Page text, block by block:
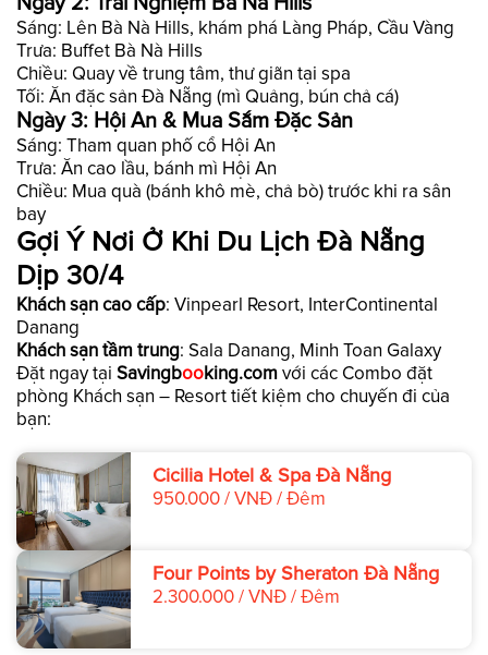
Sáng: Lên Bà Nà Hills, khám phá Làng Pháp, Cầu Vàng
Trưa: Buffet Bà Nà Hills
Chiều: Quay về trung tâm, thư giãn tại spa
Tối: Ăn đặc sản Đà Nẵng (mì Quảng, bún chả cá)
Ngày 3: Hội An & Mua Sắm Đặc Sản
Sáng: Tham quan phố cổ Hội An
Trưa: Ăn cao lầu, bánh mì Hội An
Chiều: Mua quà (bánh khô mè, chả bò) trước khi ra sân
bay
Gợi Ý Nơi Ở Khi Du Lịch Đà Nẵng
Dịp 30/4
Khách sạn cao cấp: Vinpearl Resort, InterContinental
Danang
Khách sạn tầm trung: Sala Danang, Minh Toan Galaxy
Đặt ngay tại Savingbooking.comvới các Combo đặt
phòng Khách sạn – Resort tiết kiệm cho chuyến đi của
bạn:
Cicilia Hotel & Spa Đà Nẵng
950.000 / VNĐ / Đêm
Four Points by Sheraton Đà Nẵng
2.300.000 / VNĐ / Đêm